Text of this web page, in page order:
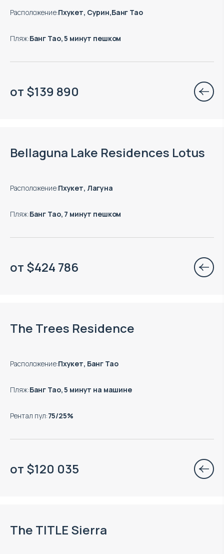
Расположение:Пхукет, Сурин,Банг Тао
Пляж:Банг Тао, 5 минут пешком
от $139 890
Bellaguna Lake Residences Lotus
Расположение:Пхукет, Лагуна
Пляж:Банг Тао, 7 минут пешком
от $424 786
The Trees Residence
Расположение:Пхукет, Банг Тао
Пляж:Банг Тао, 5 минут на машине
Рентал пул:75/25%
от $120 035
The TITLE Sierra